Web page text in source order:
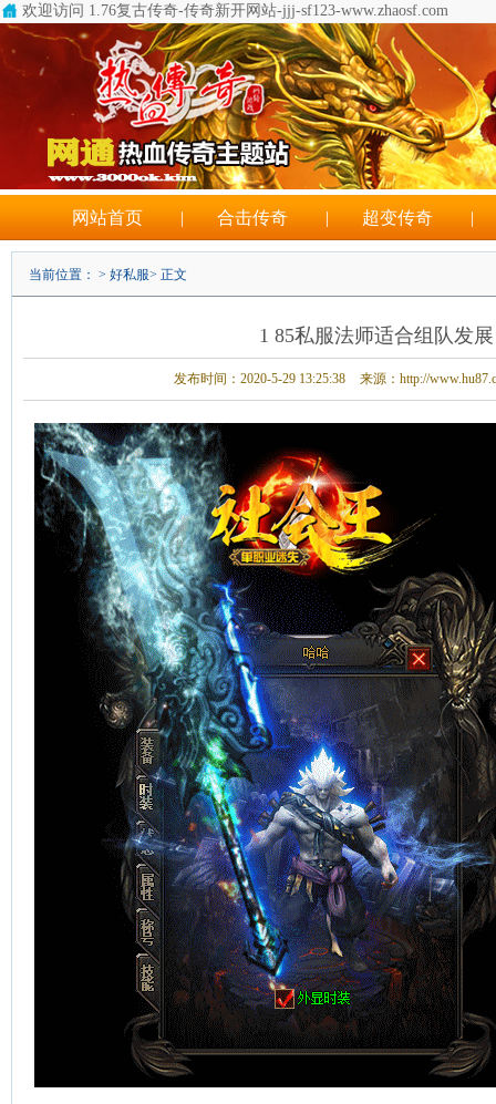
欢迎访问 1.76复古传奇-传奇新开网站-jjj-sf123-www.zhaosf.com
无法新建文件系统
网站首页 | 合击传奇 | 超变传奇 |
当前位置： > 好私服> 正文
1 85私服法师适合组队发展
发布时间：2020-5-29 13:25:38 来源：http://